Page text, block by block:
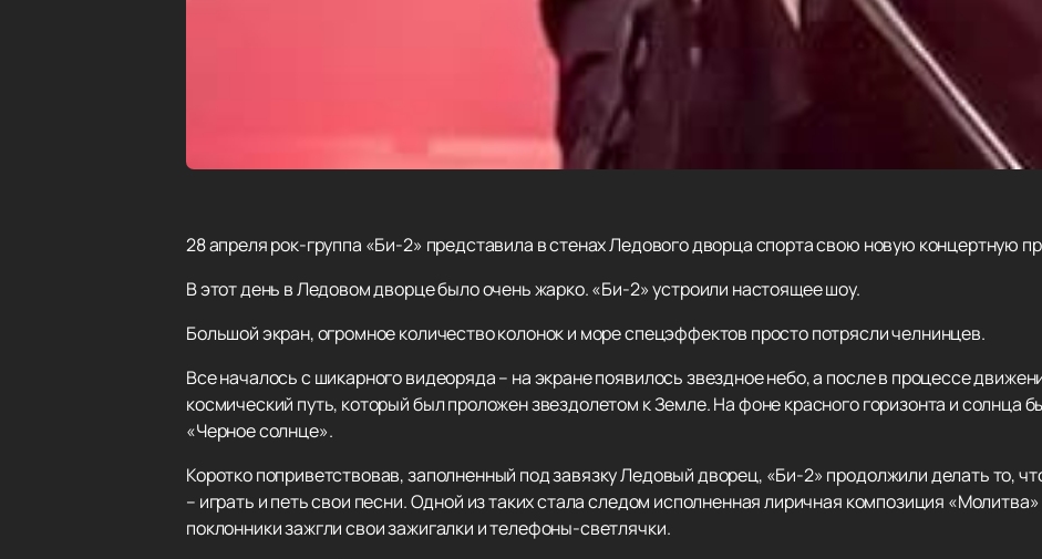
28 апреля рок-группа «Би-2» представила в стенах Ледового дворца спорта свою новую концертную
В этот день в Ледовом дворце было очень жарко. «Би-2» устроили настоящее шоу.
Большой экран, огромное количество колонок и море спецэффектов просто потрясли челнинцев.
Все началось с шикарного видеоряда – на экране появилось звездное небо, а после в процессе
космический путь, который был проложен звездолетом к Земле. На фоне красного горизонта и солнца
«Черное солнце».
Коротко поприветствовав, заполненный под завязку Ледовый дворец, «Би-2» продолжили делать то,
– играть и петь свои песни. Одной из таких стала следом исполненная лиричная композиция
поклонники зажгли свои зажигалки и телефоны-светлячки.